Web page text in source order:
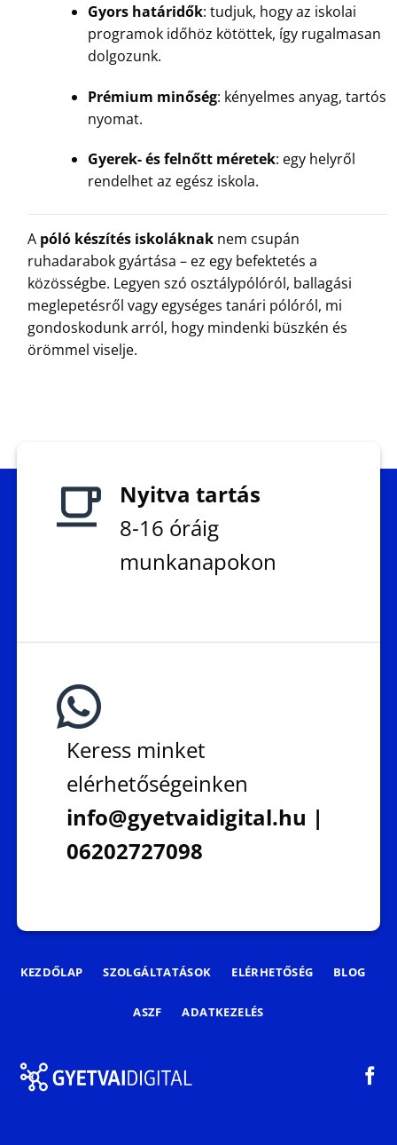
Gyors határidők: tudjuk, hogy az iskolai
programok időhöz kötöttek, így rugalmasan
dolgozunk.
Prémium minőség: kényelmes anyag, tartós
nyomat.
Gyerek- és felnőtt méretek: egy helyről
rendelhet az egész iskola.
A póló készítés iskoláknaknem csupán
ruhadarabok gyártása – ez egy befektetés a
közösségbe. Legyen szó osztálypólóról, ballagási
meglepetésről vagy egységes tanári pólóról, mi
gondoskodunk arról, hogy mindenki büszkén és
örömmel viselje.
Nyitva tartás
8-16 óráig
munkanapokon
Keress minket
elérhetőségeinken
info@gyetvaidigital.hu |
06202727098
KEZDŐLAP SZOLGÁLTATÁSOK ELÉRHETŐSÉG BLOG
ASZF ADATKEZELÉS